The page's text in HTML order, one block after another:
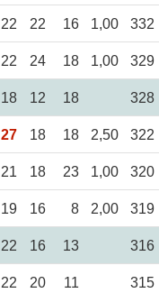
22 22 16 1,00 332
22 24 18 1,00 329
18 12 18 328
27 18 18 2,50 322
21 18 23 1,00 320
19 16 8 2,00 319
22 16 13 316
22 20 11 315